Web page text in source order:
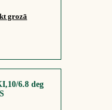
grozā
6.8 deg